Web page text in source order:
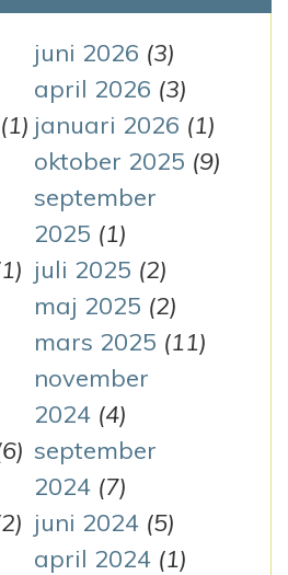
juni 2026 (3)
april 2026 (3)
(1) januari 2026 (1)
oktober 2025 (9)
september
2025 (1)
juli 2025 (2)
maj 2025 (2)
mars 2025 (11)
november
2024 (4)
september
2024 (7)
juni 2024 (5)
april 2024 (1)